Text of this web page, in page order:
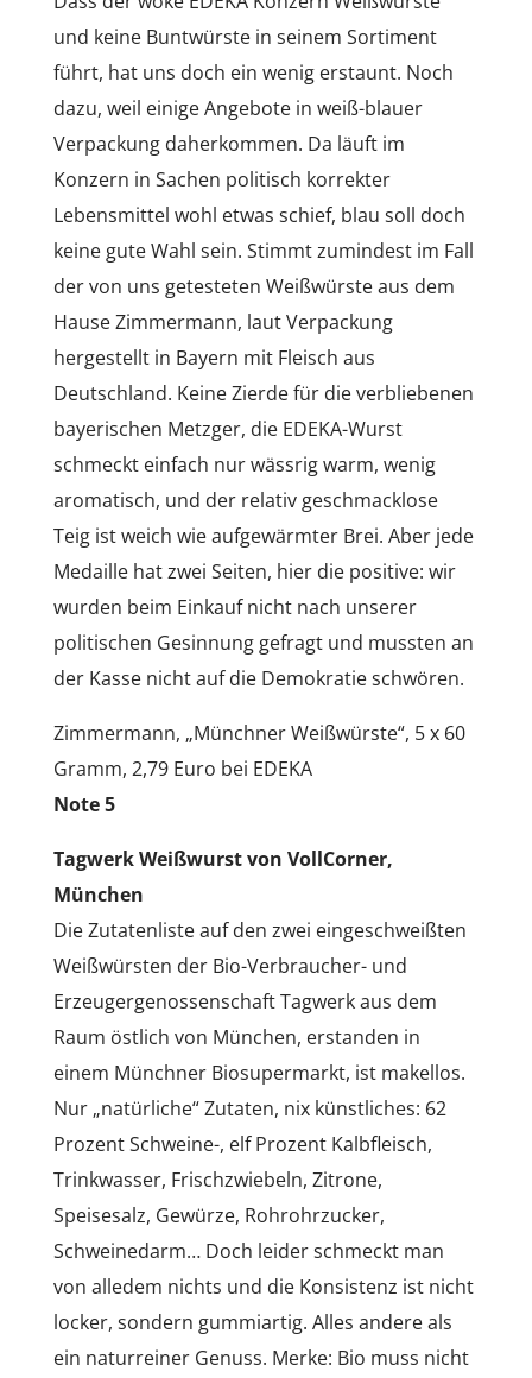
und keine Buntwürste in seinem Sortiment
führt, hat uns doch ein wenig erstaunt. Noch
dazu, weil einige Angebote in weiß-blauer
Verpackung daherkommen. Da läuft im
Konzern in Sachen politisch korrekter
Lebensmittel wohl etwas schief, blau soll doch
keine gute Wahl sein. Stimmt zumindest im Fall
der von uns getesteten Weißwürste aus dem
Hause Zimmermann, laut Verpackung
hergestellt in Bayern mit Fleisch aus
Deutschland. Keine Zierde für die verbliebenen
bayerischen Metzger, die EDEKA-Wurst
schmeckt einfach nur wässrig warm, wenig
aromatisch, und der relativ geschmacklose
Teig ist weich wie aufgewärmter Brei. Aber jede
Medaille hat zwei Seiten, hier die positive: wir
wurden beim Einkauf nicht nach unserer
politischen Gesinnung gefragt und mussten an
der Kasse nicht auf die Demokratie schwören.
Zimmermann, „Münchner Weißwürste“, 5 x 60
Gramm, 2,79 Euro bei EDEKA
Note 5
Tagwerk Weißwurst von VollCorner,
München
Die Zutatenliste auf den zwei eingeschweißten
Weißwürsten der Bio-Verbraucher- und
Erzeugergenossenschaft Tagwerk aus dem
Raum östlich von München, erstanden in
einem Münchner Biosupermarkt, ist makellos.
Nur „natürliche“ Zutaten, nix künstliches: 62
Prozent Schweine-, elf Prozent Kalbfleisch,
Trinkwasser, Frischzwiebeln, Zitrone,
Speisesalz, Gewürze, Rohrohrzucker,
Schweinedarm… Doch leider schmeckt man
von alledem nichts und die Konsistenz ist nicht
locker, sondern gummiartig. Alles andere als
ein naturreiner Genuss. Merke: Bio muss nicht